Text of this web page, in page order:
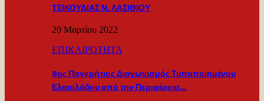
ΤΣΙΚΟΥΔΙΑΣ Ν. ΛΑΣΙΘΙΟΥ
20 Μαρτίου 2022
ΕΠΙΚΑΙΡΟΤΗΤΑ
8ος Παγκρήτιος Διαγωνισμός Τυποποιημένου
Ελαιολάδου από την Περιφέρεια…